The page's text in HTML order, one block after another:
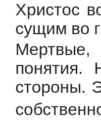
Христос
сущим во
Мертвые,
понятия.
стороны.